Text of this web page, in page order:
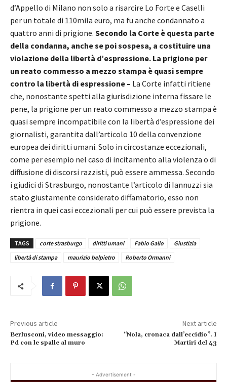
d’Appello di Milano non solo a risarcire Lo Forte e Caselli
per un totale di 110mila euro, ma fu anche condannato a
quattro anni di prigione. Secondo la Corte è questa parte
della condanna, anche se poi sospesa, a costituire una
violazione della libertà d’espressione. La prigione per
un reato commesso a mezzo stampa è quasi sempre
contro la libertà di espressione – La Corte infatti ritiene
che, nonostante spetti alla giurisdizione interna fissare le
pene, la prigione per un reato commesso a mezzo stampa è
quasi sempre incompatibile con la libertà d’espressione dei
giornalisti, garantita dall’articolo 10 della convenzione
europea dei diritti umani. Solo in circostanze eccezionali,
come per esempio nel caso di incitamento alla violenza o di
diffusione di discorsi razzisti, può essere ammessa. Secondo
i giudici di Strasburgo, nonostante l’articolo di Iannuzzi sia
stato giustamente considerato diffamatorio, esso non
rientra in quei casi eccezionali per cui può essere prevista la
prigione.
TAGS corte strasburgo diritti umani Fabio Gallo
Giustizia
libertà di stampa
maurizio belpietro Roberto Ormanni
Previous article
Berlusconi, video messaggio:
Pd con le spalle al muro
Next article
“Nola, cronaca dall’eccidio”. I
Martiri del 43
- Advertisement -